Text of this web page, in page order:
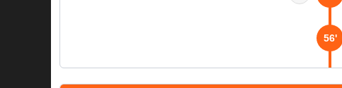
56'
68'